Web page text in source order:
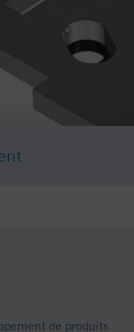
de produits